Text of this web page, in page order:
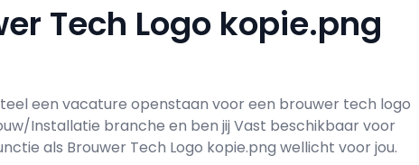
Tech Logo kopie.png
een vacature openstaan voor een brouwer tech logo
Installatie branche en ben jij Vast beschikbaar voor
als Brouwer Tech Logo kopie.png wellicht voor jou.